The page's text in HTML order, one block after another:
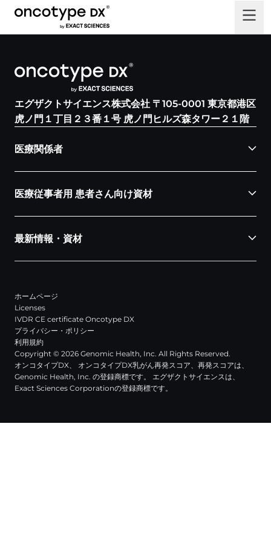
エグザクトサイエンス株式会社 〒105-0001 東京都港区
虎ノ門１丁目２３番１号 虎ノ門ヒルズ森タワー２１階
医療関係者
医療従事者用 患者さん向け資材
最新情報・資材
ホームページ
Licenses
IVDR CE certificate Oncotype DX
プライバシー・ポリシー
利用規約
Copyright © 2026 Genomic Health, Inc. All Rights Reserved.
オンコタイプDX、 オンコタイプDX乳がん再発スコア、再発スコアは、
Genomic Health, Inc. の登録商標です。 エグザクトサイエンスは、
Exact Sciences Corporationの登録商標です。